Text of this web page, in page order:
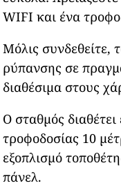
WIFI και ένα
Μόλις συνδεθείτε,
ρύπανσης σε
διαθέσιμα στους
Ο σταθμός
τροφοδοσίας 10
εξοπλισμό
πάνελ.